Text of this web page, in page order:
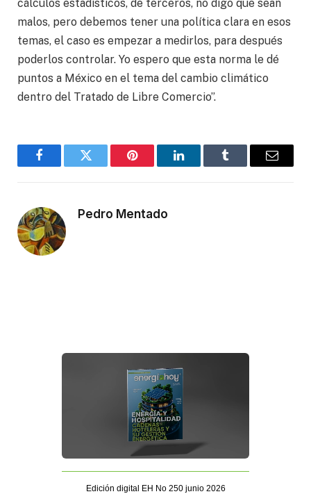
cálculos estadísticos, de terceros, no digo que sean
malos, pero debemos tener una política clara en esos
temas, el caso es empezar a medirlos, para después
poderlos controlar. Yo espero que esta norma le dé
puntos a México en el tema del cambio climático
dentro del Tratado de Libre Comercio”.
FacebookTwitter Pinterest LinkedInTumblr Email
Pedro Mentado
Edición digital EH No 250 junio 2026